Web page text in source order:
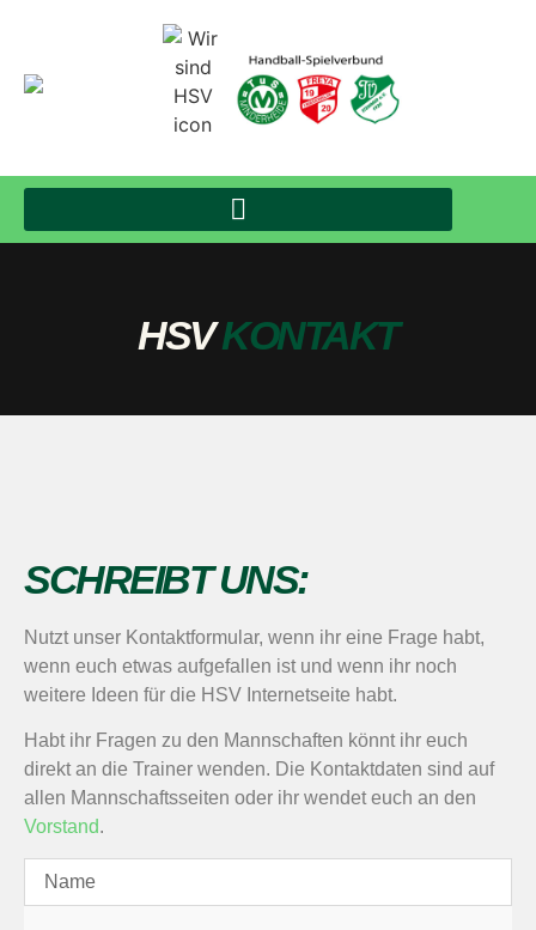
HSVKONTAKT
SCHREIBT UNS:
Nutzt unser Kontaktformular, wenn ihr eine Frage habt,
wenn euch etwas aufgefallen ist und wenn ihr noch
weitere Ideen für die HSV Internetseite habt.
Habt ihr Fragen zu den Mannschaften könnt ihr euch
direkt an die Trainer wenden. Die Kontaktdaten sind auf
allen Mannschaftsseiten oder ihr wendet euch an den
Vorstand.